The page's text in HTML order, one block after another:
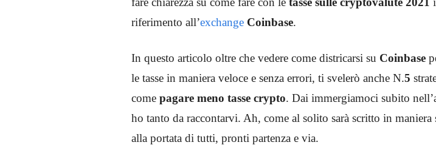
riferimento all’exchange Coinbase.
In questo articolo oltre che vedere come districarsi su Coinbase
le tasse in maniera veloce e senza errori, ti svelerò anche N.5
come pagare meno tasse crypto. Dai immergiamoci subito
ho tanto da raccontarvi. Ah, come al solito sarà scritto in maniera
alla portata di tutti, pronti partenza e via.